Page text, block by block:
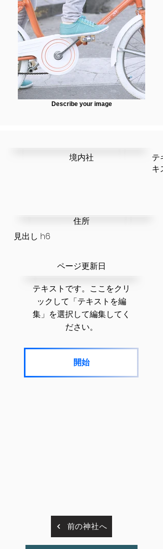
Describe your image
テ
キ
​境内社
​住所
見出し h6
​ページ更新日
テキストです。ここをクリ
ックして「テキストを編
集」を選択して編集してく
ださい。
開始
前の神社へ